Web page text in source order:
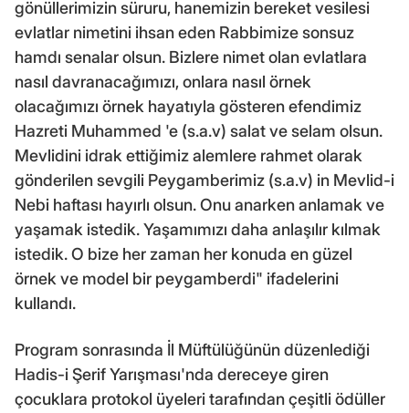
gönüllerimizin süruru, hanemizin bereket vesilesi
evlatlar nimetini ihsan eden Rabbimize sonsuz
hamdı senalar olsun. Bizlere nimet olan evlatlara
nasıl davranacağımızı, onlara nasıl örnek
olacağımızı örnek hayatıyla gösteren efendimiz
Hazreti Muhammed 'e (s.a.v) salat ve selam olsun.
Mevlidini idrak ettiğimiz alemlere rahmet olarak
gönderilen sevgili Peygamberimiz (s.a.v) in Mevlid-i
Nebi haftası hayırlı olsun. Onu anarken anlamak ve
yaşamak istedik. Yaşamımızı daha anlaşılır kılmak
istedik. O bize her zaman her konuda en güzel
örnek ve model bir peygamberdi" ifadelerini
kullandı.
Program sonrasında İl Müftülüğünün düzenlediği
Hadis-i Şerif Yarışması'nda dereceye giren
çocuklara protokol üyeleri tarafından çeşitli ödüller